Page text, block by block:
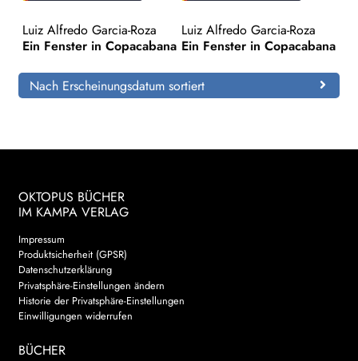
Search:
Luiz Alfredo Garcia-Roza
Ein Fenster in Copacabana
Luiz Alfredo Garcia-Roza
Ein Fenster in Copacabana
Nach Erscheinungsdatum sortiert
OKTOPUS BÜCHER
IM KAMPA VERLAG
Impressum
Produktsicherheit (GPSR)
Datenschutzerklärung
Privatsphäre-Einstellungen ändern
Historie der Privatsphäre-Einstellungen
Einwilligungen widerrufen
BÜCHER